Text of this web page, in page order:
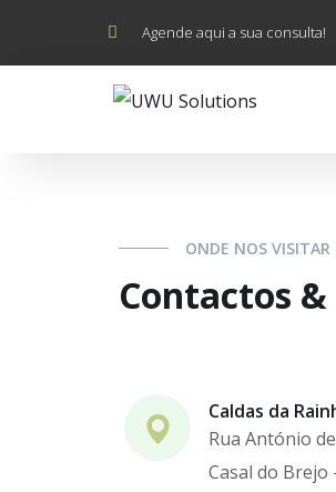
Agende aqui a sua consulta!
ONDE NOS
Contactos
Caldas da
Rua António
Casal do Brejo